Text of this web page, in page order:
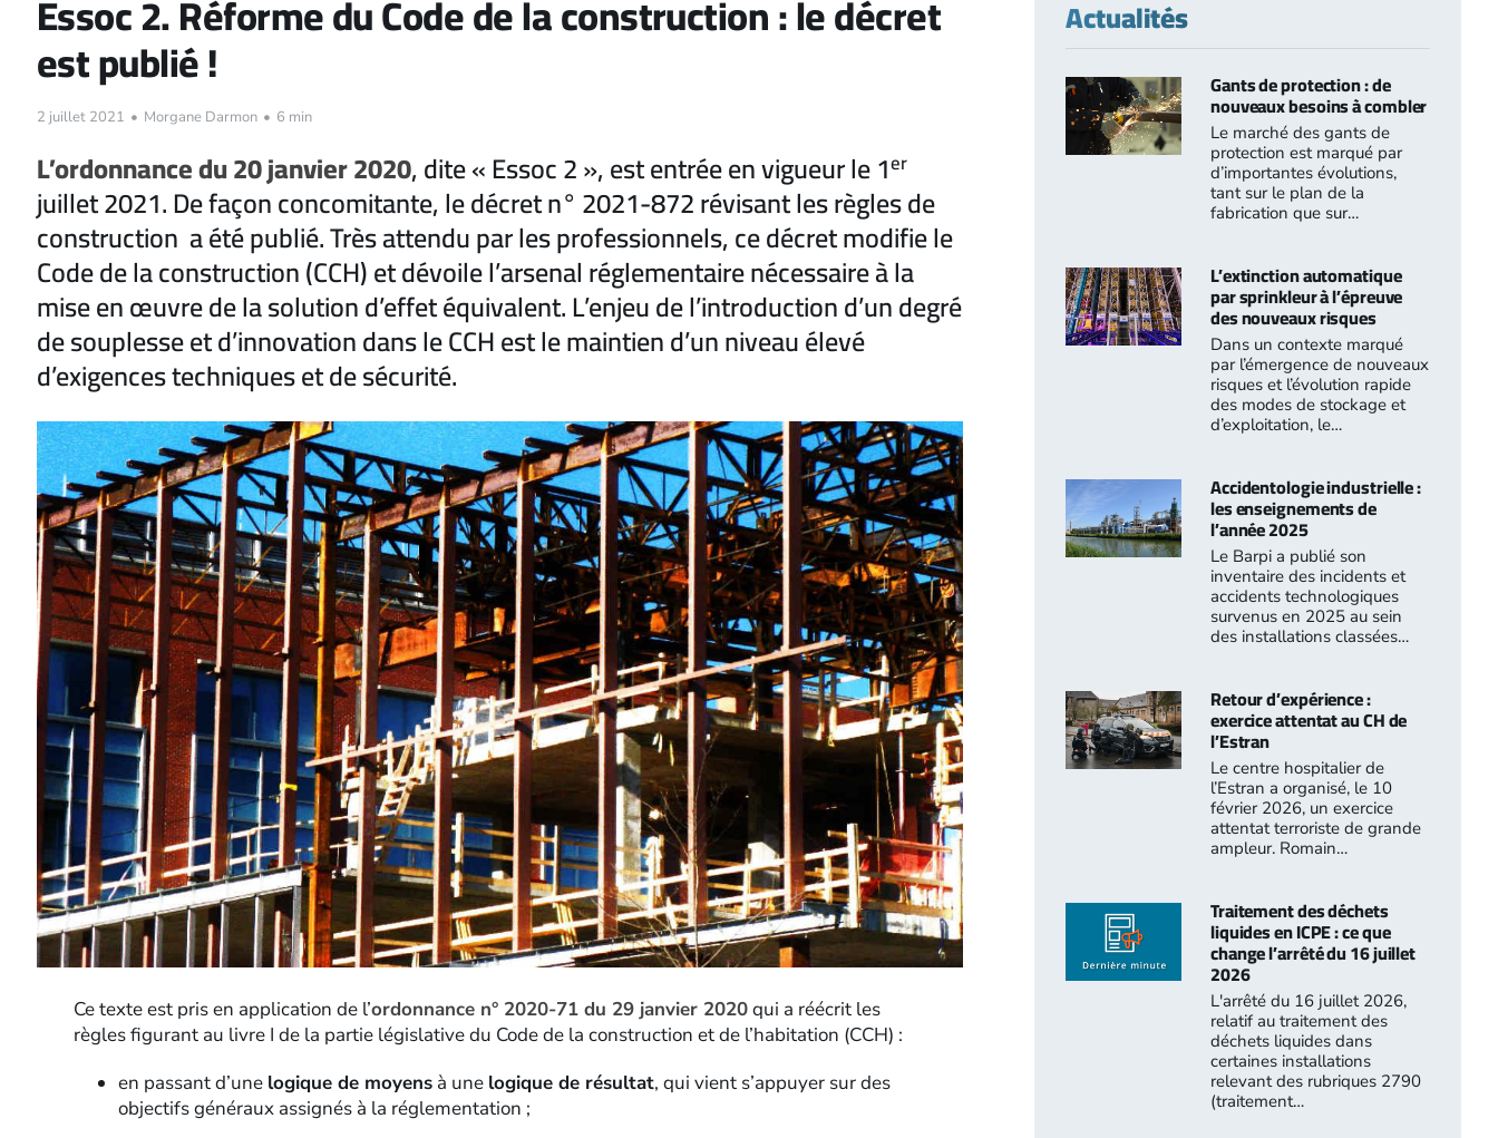
Essoc 2. Réforme du Code de la construction : le décret
est publié !
2 juillet 2021 • Morgane Darmon • 6 min
L’ordonnance du 20 janvier 2020, dite « Essoc 2 », est entrée en vigueur le 1er
juillet 2021. De façon concomitante, le décret n° 2021-872 révisant les règles de
construction a été publié. Très attendu par les professionnels, ce décret modifie le
Code de la construction (CCH) et dévoile l’arsenal réglementaire nécessaire à la
mise en œuvre de la solution d’effet équivalent. L’enjeu de l’introduction d’un degré
de souplesse et d’innovation dans le CCH est le maintien d’un niveau élevé
d’exigences techniques et de sécurité.
Ce texte est pris en application de l’ordonnance n° 2020-71 du 29 janvier 2020qui a réécrit les
règles figurant au livre I de la partie législative du Code de la construction et de l’habitation (CCH) :
en passant d’une logique de moyensà une logique de résultat, qui vient s’appuyer sur des
objectifs généraux assignés à la réglementation ;
Actualités
Gants de protection : de
nouveaux besoins à combler
Le marché des gants de
protection est marqué par
d’importantes évolutions,
tant sur le plan de la
fabrication que sur…
L’extinction automatique
par sprinkleur à l’épreuve
des nouveaux risques
Dans un contexte marqué
par l’émergence de nouveaux
risques et l’évolution rapide
des modes de stockage et
d’exploitation, le…
Accidentologie industrielle :
les enseignements de
l’année 2025
Le Barpi a publié son
inventaire des incidents et
accidents technologiques
survenus en 2025 au sein
des installations classées…
Retour d’expérience :
exercice attentat au CH de
l’Estran
Le centre hospitalier de
l’Estran a organisé, le 10
février 2026, un exercice
attentat terroriste de grande
ampleur. Romain…
Traitement des déchets
liquides en ICPE : ce que
change l’arrêté du 16 juillet
2026
L'arrêté du 16 juillet 2026,
relatif au traitement des
déchets liquides dans
certaines installations
relevant des rubriques 2790
(traitement…